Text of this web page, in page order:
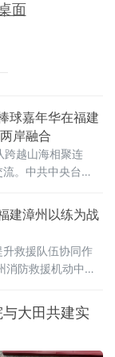
面
球嘉年华在福建
岸融合
跨越山海相聚连
。中共中央台
建漳州以练为战
救援队伍协同作
消防救援机动中队
大田共建实